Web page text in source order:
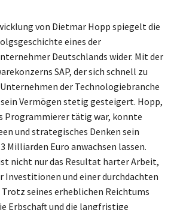
von Dietmar Hopp spiegelt die
eines der
Deutschlands wider. Mit der
SAP, der sich schnell zu
der Technologiebranche
Vermögen stetig gesteigert. Hopp,
Programmierer tätig war, konnte
und strategisches Denken sein
Milliarden Euro anwachsen lassen.
nicht nur das Resultat harter Arbeit,
Investitionen und einer durchdachten
seines erheblichen Reichtums
Erbschaft und die langfristige